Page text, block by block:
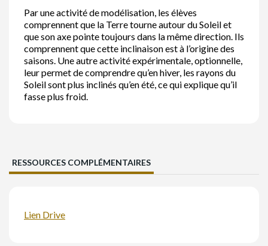
Par une activité de modélisation, les élèves
comprennent que la Terre tourne autour du Soleil et
que son axe pointe toujours dans la même direction. Ils
comprennent que cette inclinaison est à l’origine des
saisons. Une autre activité expérimentale, optionnelle,
leur permet de comprendre qu’en hiver, les rayons du
Soleil sont plus inclinés qu’en été, ce qui explique qu’il
fasse plus froid.
RESSOURCES COMPLÉMENTAIRES
Lien Drive